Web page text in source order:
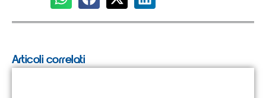
Articoli correlati